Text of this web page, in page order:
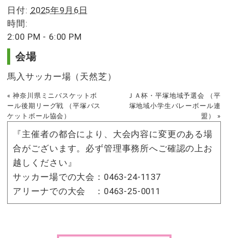
ベ
ン
ト
ナ
ビ
ー
シ
ョ
ン
日付: 2025年9月6日
時間:
2:00 PM - 6:00 PM
会場
馬入サッカー場（天然芝）
イ
ベ
ン
ト
ナ
ビ
ゲ
« 神奈川県ミニバスケットボ
ール後期リーグ戦 （平塚バス
ケットボール協会）
ＪＡ杯・平塚地域予選会 （平
塚地域小学生バレーボール連
盟） »
『主催者の都合により、大会内容に変更のある場
合がございます。必ず管理事務所へご確認の上お
越しください』
サッカー場での大会：0463-24-1137
アリーナでの大会 ：0463-25-0011